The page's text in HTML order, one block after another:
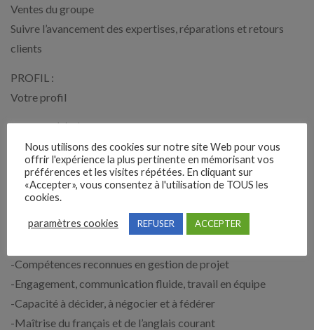
Ventes du groupe
Suivre l’avancement des expertises, réparations et retours
clients
PROFIL :
Votre profil
-Diplômé(e) d’un Bac+5 Ingénieur ou équivalent en Génie
Electrotechnique
-Vous justifiez d’au moins 2 ans d’expérience dans la gestion
de projets industriels
-Compétences reconnues en gestion de projet
-Engagement, communication fluide, travail en équipe
-Capacité à décider, à négocier et à fédérer
-Maîtrise du français et de l’anglais courant
Nous utilisons des cookies sur notre site Web pour vous
offrir l'expérience la plus pertinente en mémorisant vos
préférences et les visites répétées. En cliquant sur
«Accepter», vous consentez à l'utilisation de TOUS les
cookies.
paramètres cookies REFUSER ACCEPTER